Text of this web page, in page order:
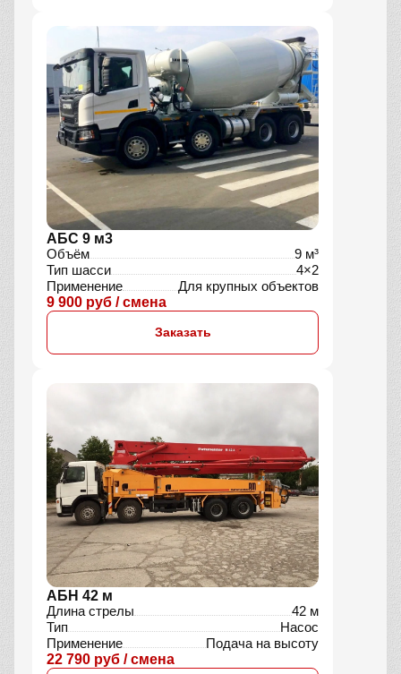
АБС 9 м3
Объём
9 м³
Тип шасси
4×2
Применение
Для крупных объектов
9 900 руб / смена
Заказать
АБН 42 м
Длина стрелы
42 м
Тип
Насос
Применение
Подача на высоту
22 790 руб / смена